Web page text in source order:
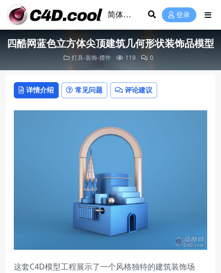
登录
四酷网蓝色立方体尖顶建筑几何形状装饰品模型
灯具-装饰-摆件 119 0
详情介绍 常见问题 评论建议
这套C4D模型工程展示了一个风格独特的建筑装饰场